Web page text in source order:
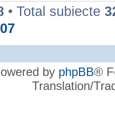
• Total subiecte
by phpBB®
Translation/